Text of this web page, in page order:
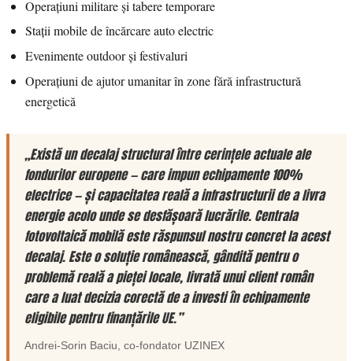
Operațiuni militare și tabere temporare
Stații mobile de încărcare auto electric
Evenimente outdoor și festivaluri
Operațiuni de ajutor umanitar în zone fără infrastructură
energetică
„Există un decalaj structural între cerințele actuale ale
fondurilor europene — care impun echipamente 100%
electrice — și capacitatea reală a infrastructurii de a livra
energie acolo unde se desfășoară lucrările. Centrala
fotovoltaică mobilă este răspunsul nostru concret la acest
decalaj. Este o soluție românească, gândită pentru o
problemă reală a pieței locale, livrată unui client român
care a luat decizia corectă de a investi în echipamente
eligibile pentru finanțările UE.”
Andrei-Sorin Baciu, co-fondator UZINEX